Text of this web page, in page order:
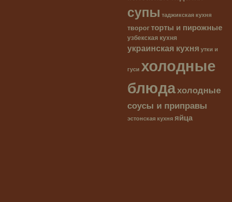
супы таджикская кухня
творогторты и пирожные
узбекская кухня
украинская кухня утки и
гуси холодные
блюдахолодные
соусы и приправы
эстонская кухня яйца